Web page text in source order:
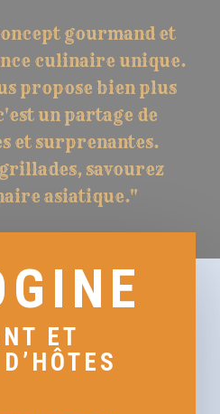
gourmand et
culinaire unique.
propose bien plus
un partage de
et surprenantes.
savourez
asiatique."
ET